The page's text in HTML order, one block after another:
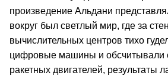
произведение Альдани
вокруг был светлый мир, где за
вычислительных центров тихо
цифровые машины и обсчитывали
ракетных двигателей, результаты